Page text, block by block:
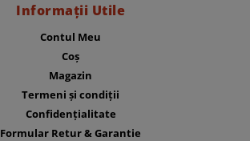
Informații Utile
Contul Meu
Coș
Magazin
Termeni și condiții
Confidențialitate
Formular Retur & Garantie